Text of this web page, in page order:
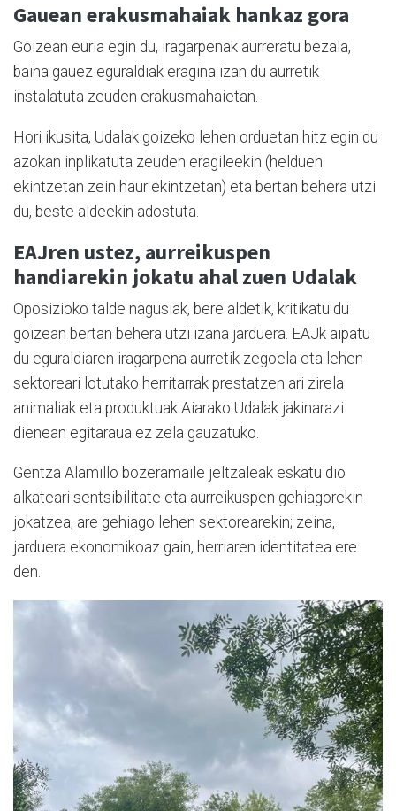
Gauean erakusmahaiak hankaz gora
Goizean euria egin du, iragarpenak aurreratu bezala,
baina gauez eguraldiak eragina izan du aurretik
instalatuta zeuden erakusmahaietan.
Hori ikusita, Udalak goizeko lehen orduetan hitz egin du
azokan inplikatuta zeuden eragileekin (helduen
ekintzetan zein haur ekintzetan) eta bertan behera utzi
du, beste aldeekin adostuta.
EAJren ustez, aurreikuspen
handiarekin jokatu ahal zuen Udalak
Oposizioko talde nagusiak, bere aldetik, kritikatu du
goizean bertan behera utzi izana jarduera. EAJk aipatu
du eguraldiaren iragarpena aurretik zegoela eta lehen
sektoreari lotutako herritarrak prestatzen ari zirela
animaliak eta produktuak Aiarako Udalak jakinarazi
dienean egitaraua ez zela gauzatuko.
Gentza Alamillo bozeramaile jeltzaleak eskatu dio
alkateari sentsibilitate eta aurreikuspen gehiagorekin
jokatzea, are gehiago lehen sektorearekin; zeina,
jarduera ekonomikoaz gain, herriaren identitatea ere
den.